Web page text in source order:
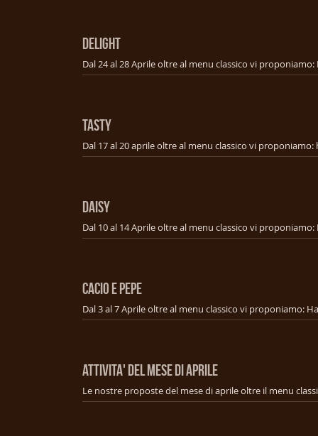
DELIGHT
TASTY
DAISY
CACIO E PEPE
ATTIVITA' DEL MESE DI APRILE
Le nostre proposte del mese di aprile oltre il menu